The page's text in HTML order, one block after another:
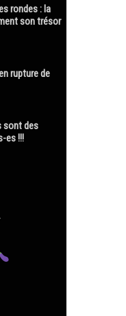
rondes : la
son trésor
rupture de
sont des
es !!!